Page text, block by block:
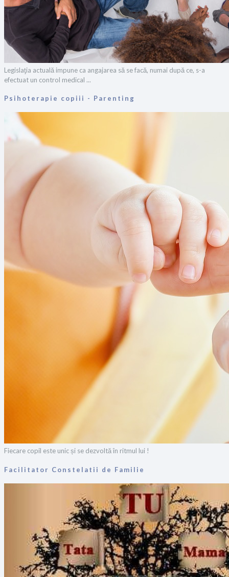
Legislaţia actuală impune ca angajarea să se facă, numai după ce, s-a
efectuat un control medical ...
Psihoterapie copiii - Parenting
Fiecare copil este unic și se dezvoltă în ritmul lui !
Facilitator Constelatii de Familie